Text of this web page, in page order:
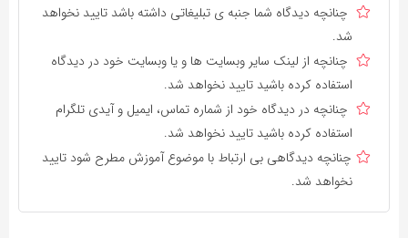
چنانچه دیدگاه شما جنبه ی تبلیغاتی داشته باشد تایید نخواهد
شد.
چنانچه از لینک سایر وبسایت ها و یا وبسایت خود در دیدگاه
استفاده کرده باشید تایید نخواهد شد.
چنانچه در دیدگاه خود از شماره تماس، ایمیل و آیدی تلگرام
استفاده کرده باشید تایید نخواهد شد.
چنانچه دیدگاهی بی ارتباط با موضوع آموزش مطرح شود تایید
نخواهد شد.